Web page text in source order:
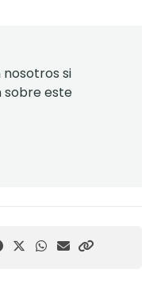
si
sobre este